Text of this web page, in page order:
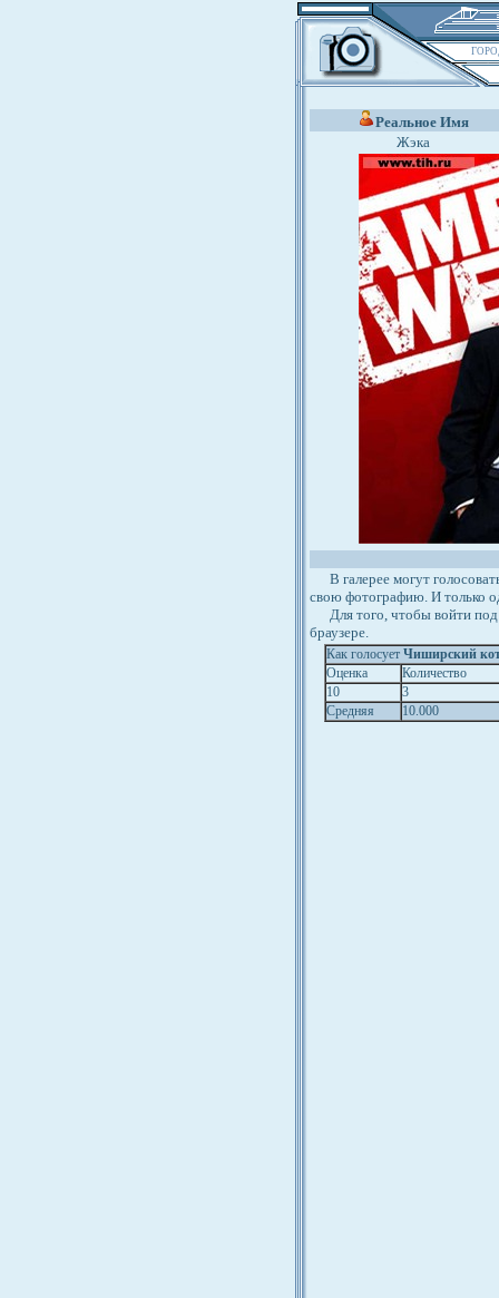
Реальное Имя
Жэка
В галерее могут
свою фотографию. И только
Для того, чтобы войти под
браузере.
Как голосует Чиширский
Оценка
Количество
10
3
Средняя
10.000